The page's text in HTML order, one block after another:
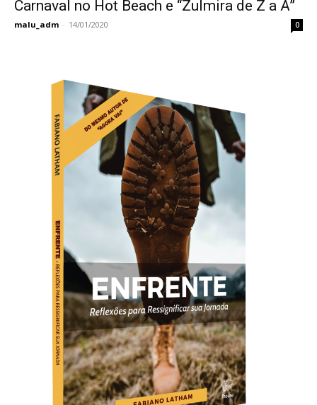
Carnaval no Hot Beach e “Zulmira de Z a A”
malu_adm - 14/01/2020 0